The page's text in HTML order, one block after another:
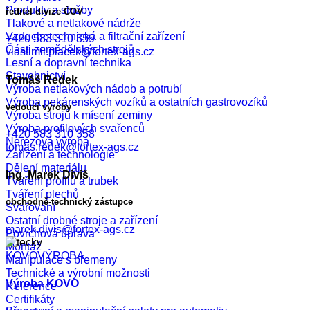
ředitel divize ČOV
+420 583 310 359
vlastimil.placek@fortex-ags.cz
Tomáš Redek
vedoucí výroby
+420 583 310 358
tomas.redek@fortex-ags.cz
Ing. Marek Diviš
obchodně-technický zástupce
marek.divis@fortex-ags.cz
KOVOVÝROBA
Výroba KOVO
Produkty a služby
Tlakové a netlakové nádrže
Vzduchotechnická a filtrační zařízení
Části zemědělských strojů
Lesní a dopravní technika
Stavebnictví
Výroba netlakových nádob a potrubí
Výroba pekárenských vozíků a ostatních gastrovozíků
Výroba strojů k mísení zeminy
Výroba profilových svařenců
Nerezová výroba
Zařízení a technologie
Dělení materiálu
Tváření profilů a trubek
Tváření plechů
Svařování
Ostatní drobné stroje a zařízení
Povrchová úprava
Montáž
Manipulace s břemeny
Technické a výrobní možnosti
Reference
Certifikáty